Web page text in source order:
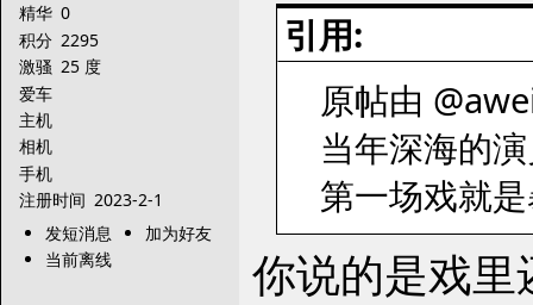
精华 0
积分 2295
激骚 25 度
爱车
主机
相机
手机
注册时间 2023-2-1
发短消息
加为好友
当前离线
引用:
原帖由
当年深海的
第一场戏就
你说的是戏里